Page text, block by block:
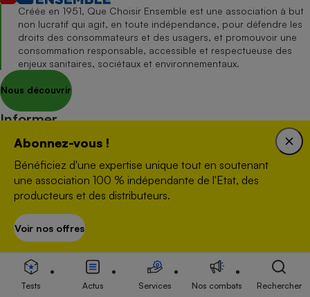
Abonnez-vous !
Bénéficiez d'une expertise unique tout en soutenant
une association 100 % indépendante de l'Etat, des
producteurs et des distributeurs.
Voir nos offres
Créée en 1951, Que Choisir Ensemble est une association à but
non lucratif qui agit, en toute indépendance, pour défendre les
droits des consommateurs et des usagers, et promouvoir une
consommation responsable, accessible et respectueuse des
enjeux sanitaires, sociétaux et environnementaux.
Nous découvrir
Informer
Nos newsletters
Commander une parution
Appli Quel Produit
Tous nos tests de produits
Accompagner
Tous nos comparateurs
Nos services
Tests Actus Services Nos combats Rechercher